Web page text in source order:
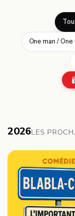
One man /
2026LES